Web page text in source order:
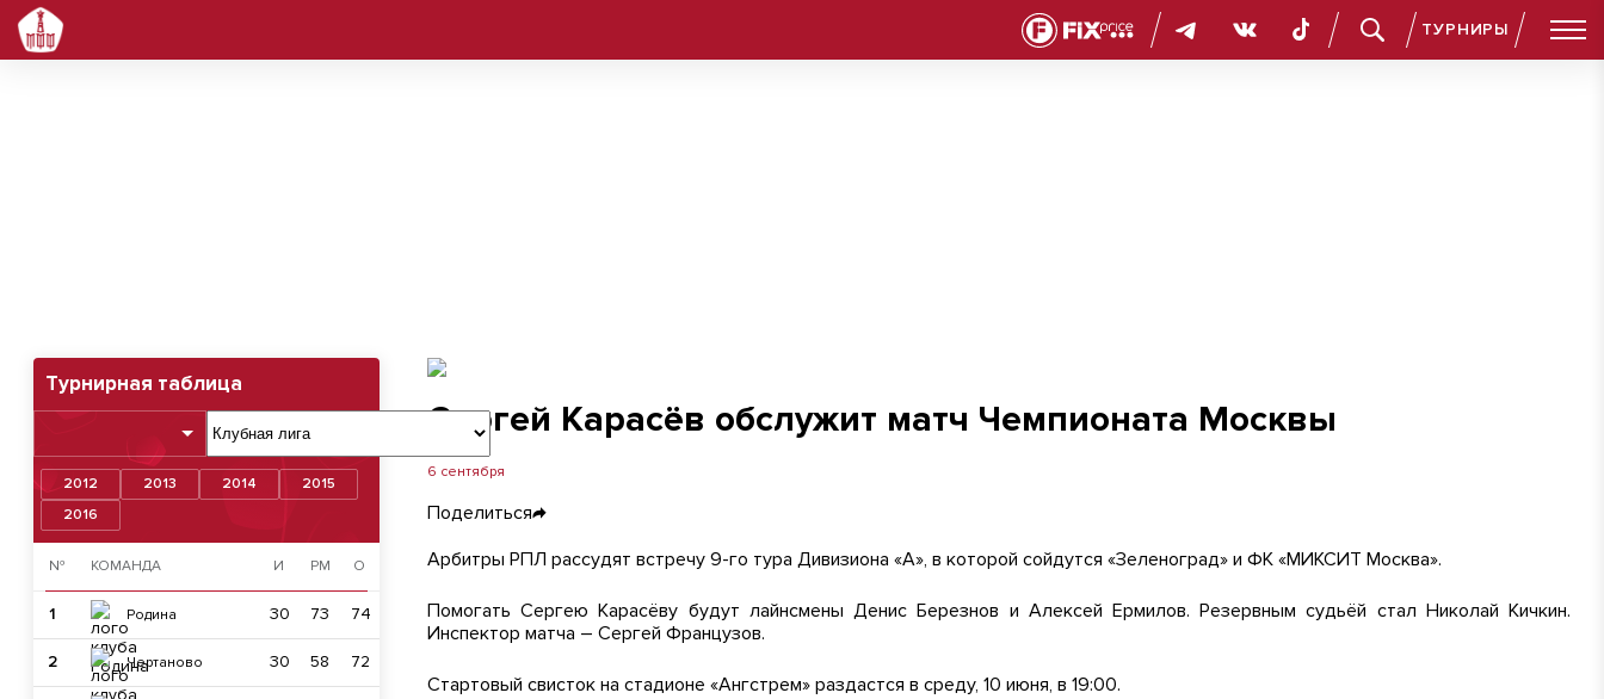
ТУРНИРЫ
Турнирная таблица
2012 2013 2014
2015
2016
№ КОМАНДА И РМ О
1 Родина 30 73 74
2 Чертаново 30 58 72
Сергей Карасёв обслужит матч Чемпионата Москвы
Сергей Карасёв обслужит матч Чемпионата Москвы
6 сентября
Поделиться
Арбитры РПЛ рассудят встречу 9-го тура Дивизиона «А», в которой сойдутся «Зеленоград» и ФК «МИКСИТ Москва».
Помогать Сергею Карасёву будут лайнсмены Денис Березнов и Алексей Ермилов. Резервным судьёй стал Николай Кичкин.
Инспектор матча – Сергей Французов.
Стартовый свисток на стадионе «Ангстрем» раздастся в среду, 10 июня, в 19:00.